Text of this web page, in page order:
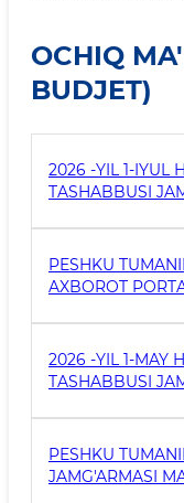
OCHIQ
BUDJET)
2026 -YIL 1-IYUL
TASHABBUSI
JAMOATCHILIK
TADBIRLARGA
TO‘G‘RISIDA
PESHKU
AXBOROT
MAVSUMI
ASOSIDA
YAKUNIGA
TOPILGAN
2026 -YIL 1-MAY
TASHABBUSI
JAMOATCHILIK
TADBIRLARGA
TO‘G‘RISIDA
PESHKU
JAMG'ARMASI